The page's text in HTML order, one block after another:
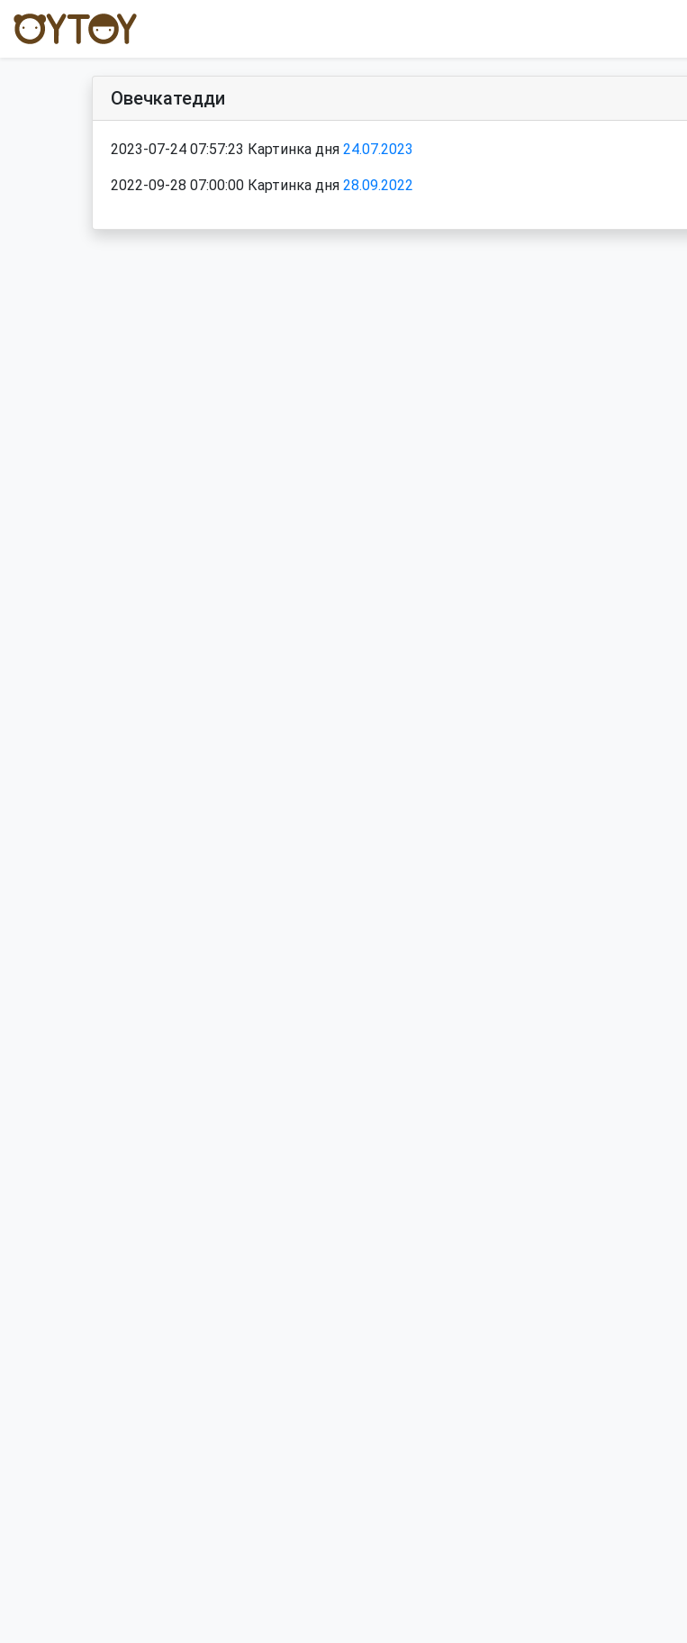
Овечкатедди
2023-07-24 07:57:23 Картинка дня 24.07.2023
2022-09-28 07:00:00 Картинка дня 28.09.2022